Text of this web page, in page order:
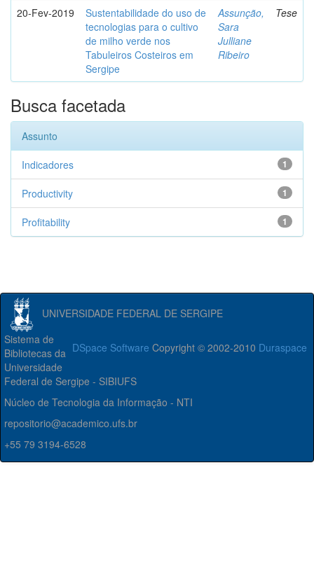
20-Fev-2019
Sustentabilidade do uso de
tecnologias para o cultivo
de milho verde nos
Tabuleiros Costeiros em
Sergipe
Assunção,
Sara
Julliane
Ribeiro
Tese
Busca facetada
Assunto
1
Indicadores
1
Productivity
1
Profitability
UNIVERSIDADE FEDERAL DE SERGIPE
DSpace Software Copyright © 2002-2010 Duraspace
Sistema de
Bibliotecas da
Universidade
Federal de Sergipe - SIBIUFS
Núcleo de Tecnologia da Informação - NTI
repositorio@academico.ufs.br
+55 79 3194-6528